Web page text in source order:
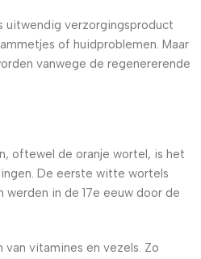
uitwendig verzorgingsproduct
of huidproblemen. Maar
vanwege de regenererende
oftewel de oranje wortel, is het
De eerste witte wortels
werden in de 17e eeuw door de
vitamines en vezels. Zo